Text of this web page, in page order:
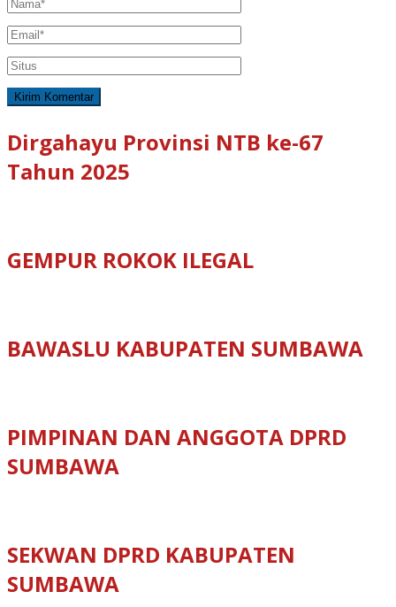
Dirgahayu Provinsi NTB ke-67
Tahun 2025
GEMPUR ROKOK ILEGAL
BAWASLU KABUPATEN SUMBAWA
PIMPINAN DAN ANGGOTA DPRD
SUMBAWA
SEKWAN DPRD KABUPATEN
SUMBAWA